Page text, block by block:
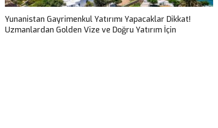
Yunanistan Gayrimenkul Yatırımı Yapacaklar Dikkat!
Uzmanlardan Golden Vize ve Doğru Yatırım İçin